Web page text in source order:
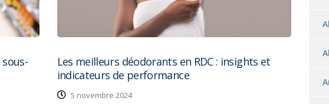
Les meilleurs déodorants en RDC : insights et
indicateurs de performance
5 novembre 2024